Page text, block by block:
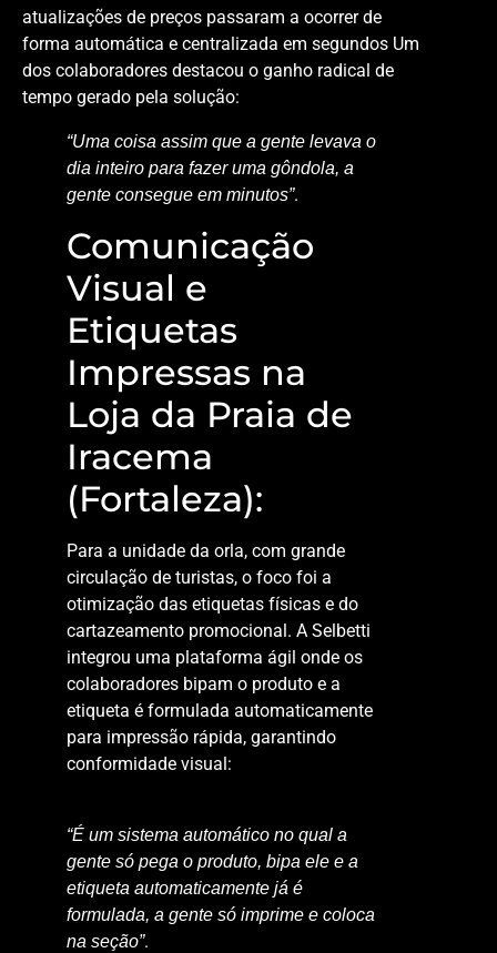
atualizações de preços passaram a ocorrer de
forma automática e centralizada em segundos Um
dos colaboradores destacou o ganho radical de
tempo gerado pela solução:
“Uma coisa assim que a gente levava o
dia inteiro para fazer uma gôndola, a
gente consegue em minutos”.
Comunicação
Visual e
Etiquetas
Impressas na
Loja da Praia de
Iracema
(Fortaleza):
Para a unidade da orla, com grande
circulação de turistas, o foco foi a
otimização das etiquetas físicas e do
cartazeamento promocional. A Selbetti
integrou uma plataforma ágil onde os
colaboradores bipam o produto e a
etiqueta é formulada automaticamente
para impressão rápida, garantindo
conformidade visual:
“É um sistema automático no qual a
gente só pega o produto, bipa ele e a
etiqueta automaticamente já é
formulada, a gente só imprime e coloca
na seção”.